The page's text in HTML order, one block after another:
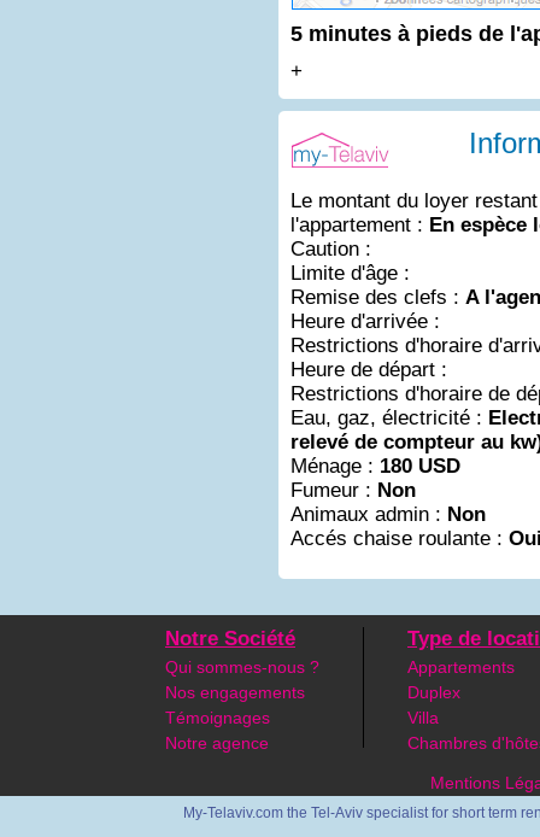
5 minutes à pieds de
+
Le montant du loyer
l'appartement : En espèce
Caution :
Limite d'âge :
Remise des clefs : A
Heure d'arrivée :
Restrictions d'horaire
Heure de départ :
Restrictions d'horaire de
Eau, gaz, électricité :
relevé de compteur au
Ménage : 180 USD
Fumeur : Non
Animaux admin : Non
Accés chaise roulante :
Notre Société
Qui sommes-nous ?
Nos engagements
Témoignages
Notre agence
Type de
Appartements
Duplex
Villa
Chambres
Mentions
My-Telaviv.com the Tel-Aviv specialist for short term